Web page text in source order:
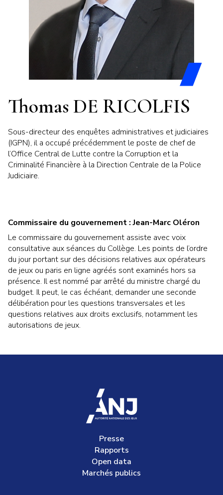
Thomas DE RICOLFIS
Sous-directeur des enquêtes administratives et judiciaires
(IGPN), il a occupé précédemment le poste de chef de
l’Office Central de Lutte contre la Corruption et la
Criminalité Financière à la Direction Centrale de la Police
Judiciaire.
Commissaire du gouvernement : Jean-Marc Oléron
Le commissaire du gouvernement assiste avec voix
consultative aux séances du Collège. Les points de l’ordre
du jour portant sur des décisions relatives aux opérateurs
de jeux ou paris en ligne agréés sont examinés hors sa
présence. Il est nommé par arrêté du ministre chargé du
budget. Il peut, le cas échéant, demander une seconde
délibération pour les questions transversales et les
questions relatives aux droits exclusifs, notamment les
autorisations de jeux.
accueil
Presse
Rapports
Open data
Marchés publics